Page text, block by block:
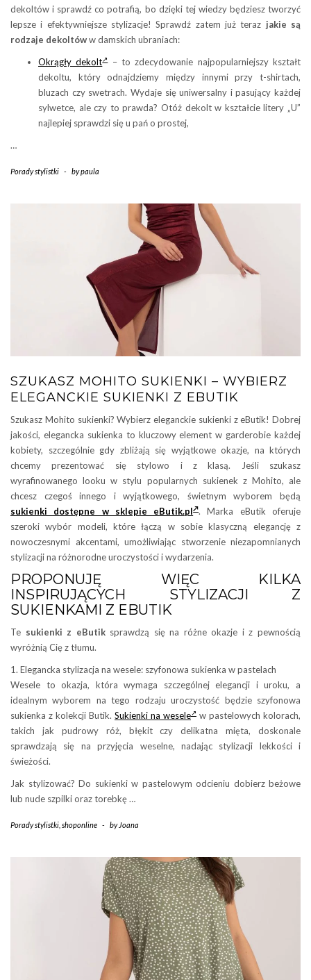
dekoltów i sprawdź co potrafią, bo dzięki tej wiedzy będziesz tworzyć
lepsze i efektywniejsze stylizacje! Sprawdź zatem już teraz jakie są
rodzaje dekoltóww damskich ubraniach:
Okrągły dekolt – to zdecydowanie najpopularniejszy kształt
dekoltu, który odnajdziemy między innymi przy t-shirtach,
bluzach czy swetrach. Wydaje się uniwersalny i pasujący każdej
sylwetce, ale czy to prawda? Otóż dekolt w kształcie litery „U”
najlepiej sprawdzi się u pań o prostej,
…
Porady stylistki - bypaula
SZUKASZ MOHITO SUKIENKI – WYBIERZ
ELEGANCKIE SUKIENKI Z EBUTIK
Szukasz Mohito sukienki? Wybierz eleganckie sukienki z eButik! Dobrej
jakości, elegancka sukienka to kluczowy element w garderobie każdej
kobiety, szczególnie gdy zbliżają się wyjątkowe okazje, na których
chcemy prezentować się stylowo i z klasą. Jeśli szukasz
wyrafinowanego looku w stylu popularnych sukienek z Mohito, ale
chcesz czegoś innego i wyjątkowego, świetnym wyborem będą
sukienki dostępne w sklepie eButik.pl . Marka eButik oferuje
szeroki wybór modeli, które łączą w sobie klasyczną elegancję z
nowoczesnymi akcentami, umożliwiając stworzenie niezapomnianych
stylizacji na różnorodne uroczystości i wydarzenia.
PROPONUJĘ WIĘC KILKA
INSPIRUJĄCYCH STYLIZACJI Z
SUKIENKAMI Z EBUTIK
Te sukienki z eButiksprawdzą się na różne okazje i z pewnością
wyróżnią Cię z tłumu.
1. Elegancka stylizacja na wesele: szyfonowa sukienka w pastelach
Wesele to okazja, która wymaga szczególnej elegancji i uroku, a
idealnym wyborem na tego rodzaju uroczystość będzie szyfonowa
sukienka z kolekcji Butik. Sukienki na wesele
w pastelowych kolorach,
takich jak pudrowy róż, błękit czy delikatna mięta, doskonale
sprawdzają się na przyjęcia weselne, nadając stylizacji lekkości i
świeżości.
Jak stylizować? Do sukienki w pastelowym odcieniu dobierz beżowe
lub nude szpilki oraz torebkę …
Porady stylistki shoponline - by Joana